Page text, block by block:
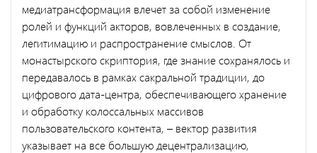
медиатрансформация влечет за собой изменение
ролей и функций акторов, вовлеченных в создание,
легитимацию и распространение смыслов. От
монастырского скриптория, где знание сохранялось и
передавалось в рамках сакральной традиции, до
цифрового дата-центра, обеспечивающего хранение
и обработку колоссальных массивов
пользовательского контента, – вектор развития
указывает на все большую децентрализацию,